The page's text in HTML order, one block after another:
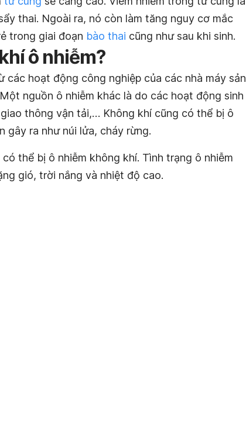
thai. Ngoài ra, nó còn làm tăng nguy cơ mắc
trong giai đoạn bào thai cũng như sau khi sinh.
ô nhiễm?
các hoạt động công nghiệp của các nhà máy sản
nguồn ô nhiễm khác là do các hoạt động sinh
thông vận tải,… Không khí cũng có thể bị ô
gây ra như núi lửa, cháy rừng.
thể bị ô nhiễm không khí. Tình trạng ô nhiễm
gió, trời nắng và nhiệt độ cao.